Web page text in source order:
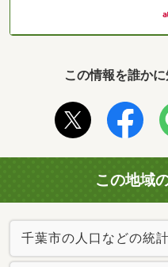
この情報を誰か
この地域
千葉市の人口などの統